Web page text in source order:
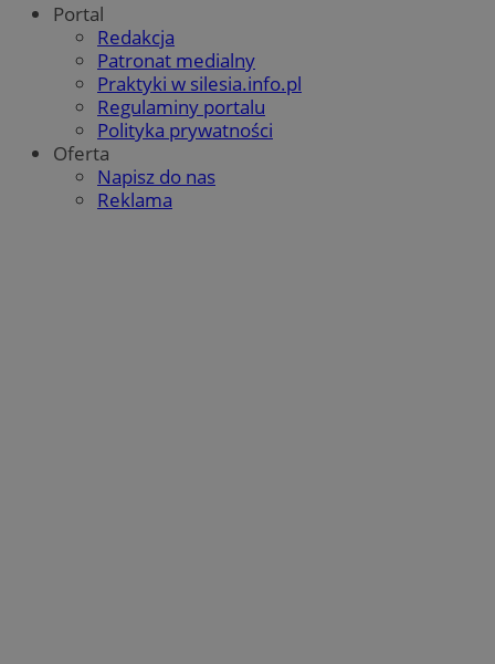
Portal
Redakcja
Patronat medialny
Praktyki w silesia.info.pl
Regulaminy portalu
Polityka prywatności
Oferta
Napisz do nas
Reklama